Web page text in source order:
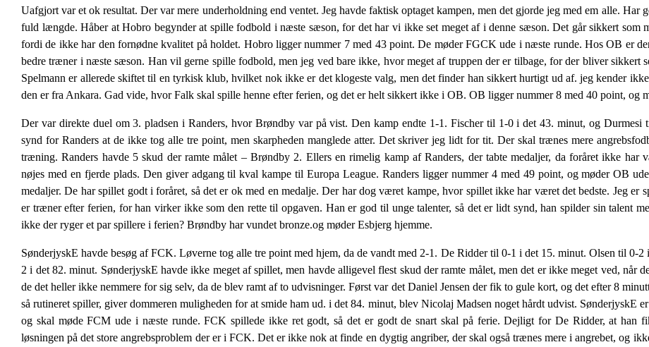
Uafgjort var et ok resultat. Der var mere underholdning end ventet. Jeg havde faktisk optaget kampen, men det gjorde jeg med em alle. Har
fuld længde. Håber at Hobro begynder at spille fodbold i næste sæson, for det har vi ikke set meget af i denne sæson. Det går sikkert som
fordi de ikke har den fornødne kvalitet på holdet. Hobro ligger nummer 7 med 43 point. De møder FGCK ude i næste runde. Hos OB er
bedre træner i næste sæson. Han vil gerne spille fodbold, men jeg ved bare ikke, hvor meget af truppen der er tilbage, for der bliver sikkert
Spelmann er allerede skiftet til en tyrkisk klub, hvilket nok ikke er det klogeste valg, men det finder han sikkert hurtigt ud af. jeg kender
den er fra Ankara. Gad vide, hvor Falk skal spille henne efter ferien, og det er helt sikkert ikke i OB. OB ligger nummer 8 med 40 point, og
Der var direkte duel om 3. pladsen i Randers, hvor Brøndby var på vist. Den kamp endte 1-1. Fischer til 1-0 i det 43. minut, og
synd for Randers at de ikke tog alle tre point, men skarpheden manglede atter. Det skriver jeg lidt for tit. Der skal trænes mere
træning. Randers havde 5 skud der ramte målet – Brøndby 2. Ellers en rimelig kamp af Randers, der tabte medaljer, da foråret ikke har
nøjes med en fjerde plads. Den giver adgang til kval kampe til Europa League. Randers ligger nummer 4 med 49 point, og møder OB
medaljer. De har spillet godt i foråret, så det er ok med en medalje. Der har dog været kampe, hvor spillet ikke har været det bedste. Jeg er
er træner efter ferien, for han virker ikke som den rette til opgaven. Han er god til unge talenter, så det er lidt synd, han spilder sin talent
ikke der ryger et par spillere i ferien? Brøndby har vundet bronze.og møder Esbjerg hjemme.
SønderjyskE havde besøg af FCK. Løverne tog alle tre point med hjem, da de vandt med 2-1. De Ridder til 0-1 i det 15. minut. Olsen til 0-
2 i det 82. minut. SønderjyskE havde ikke meget af spillet, men havde alligevel flest skud der ramte målet, men det er ikke meget ved, når
de det heller ikke nemmere for sig selv, da de blev ramt af to udvisninger. Først var det Daniel Jensen der fik to gule kort, og det efter 8
så rutineret spiller, giver dommeren muligheden for at smide ham ud. i det 84. minut, blev Nicolaj Madsen noget hårdt udvist. SønderjyskE
og skal møde FCM ude i næste runde. FCK spillede ikke ret godt, så det er godt de snart skal på ferie. Dejligt for De Ridder, at han
løsningen på det store angrebsproblem der er i FCK. Det er ikke nok at finde en dygtig angriber, der skal også trænes mere i angrebet, og